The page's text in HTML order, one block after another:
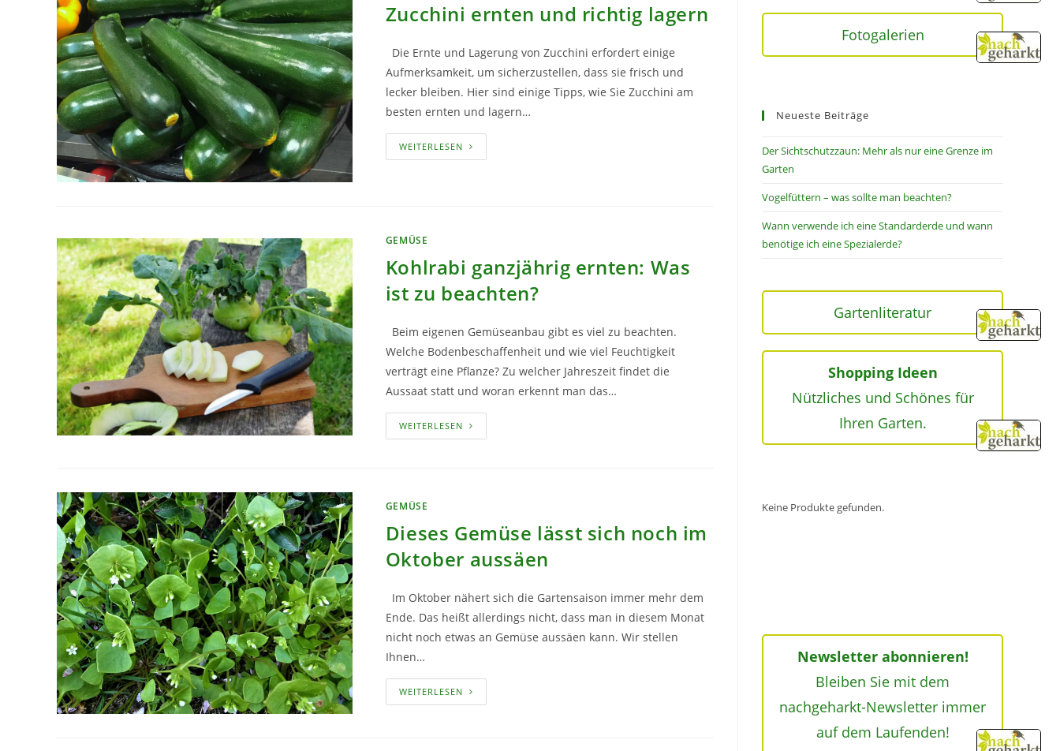
Zucchini ernten und richtig lagern
Die Ernte und Lagerung von Zucchini erfordert einige
Aufmerksamkeit, um sicherzustellen, dass sie frisch und
lecker bleiben. Hier sind einige Tipps, wie Sie Zucchini am
besten ernten und lagern…
WEITERLESENZUCCHINI
ERNTEN
GEMÜSE
Kohlrabi ganzjährig ernten: Was
ist zu beachten?
Beim eigenen Gemüseanbau gibt es viel zu beachten.
Welche Bodenbeschaffenheit und wie viel Feuchtigkeit
verträgt eine Pflanze? Zu welcher Jahreszeit findet die
Aussaat statt und woran erkennt man das…
WEITERLESENKOHLRABI
GANZJÄHRIG
GEMÜSE
Dieses Gemüse lässt sich noch im
Oktober aussäen
Im Oktober nähert sich die Gartensaison immer mehr dem
Ende. Das heißt allerdings nicht, dass man in diesem Monat
nicht noch etwas an Gemüse aussäen kann. Wir stellen
Ihnen…
WEITERLESENDIESES
GEMÜSE
Fotogalerien
Neueste Beiträge
Der Sichtschutzzaun: Mehr als nur eine Grenze im
Garten
Vogelfüttern – was sollte man beachten?
Wann verwende ich eine Standarderde und wann
benötige ich eine Spezialerde?
Gartenliteratur
Shopping Ideen
Nützliches und Schönes für
Ihren Garten.
Keine Produkte gefunden.
Newsletter abonnieren!
Bleiben Sie mit dem
nachgeharkt-Newsletter immer
auf dem Laufenden!